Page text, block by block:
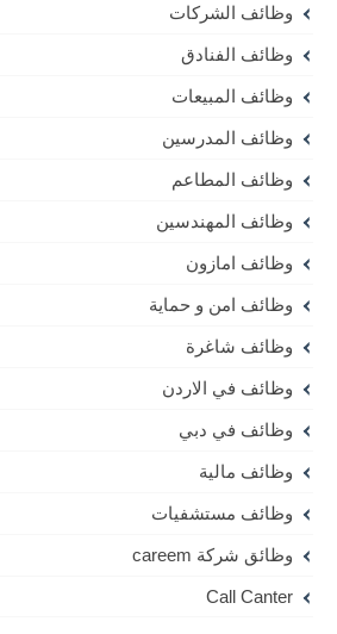
وظائف الشركات
وظائف الفنادق
وظائف المبيعات
وظائف المدرسين
وظائف المطاعم
وظائف المهندسين
وظائف امازون
وظائف امن و حماية
وظائف شاغرة
وظائف في الاردن
وظائف في دبي
وظائف مالية
وظائف مستشفيات
وظائق شركة careem
Call Canter